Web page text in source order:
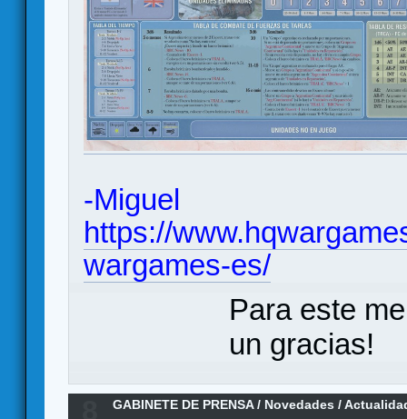
-Miguel
https://
wargames-es/
Para este
un gracias!
GABINETE DE PRENSA/ Novedades /